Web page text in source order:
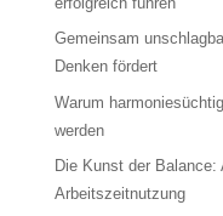
Gemeinsam
Denken fördert
Warum
werden
Die Kunst der Balance:
Arbeitszeitnutzung